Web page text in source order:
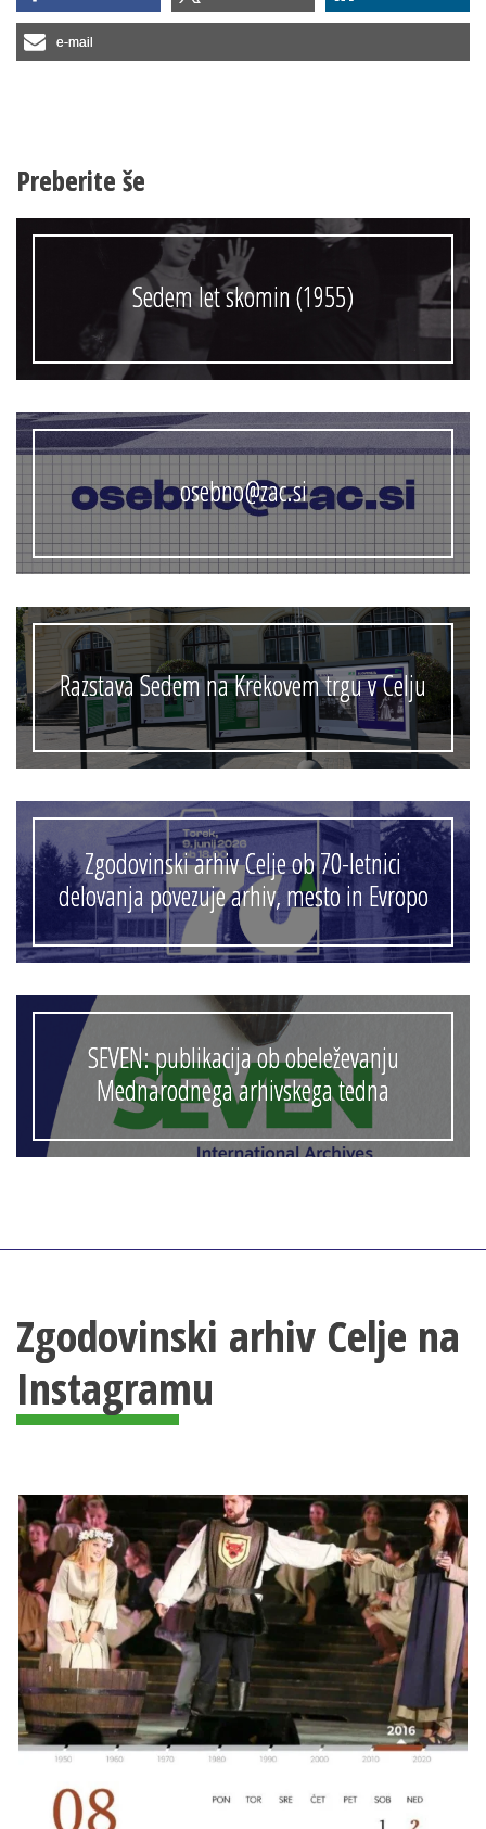
e-mail
Preberite še
Sedem let skomin (1955)
osebno@zac.si
Razstava Sedem na Krekovem trgu v Celju
Zgodovinski arhiv Celje ob 70-letnici
delovanja povezuje arhiv, mesto in Evropo
SEVEN: publikacija ob obeleževanju
Mednarodnega arhivskega tedna
Zgodovinski arhiv Celje na
Instagramu